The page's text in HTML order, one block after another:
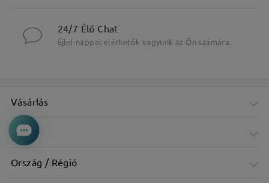
24/7 Élő Chat
Éjjel-nappal elérhetők vagyunk az Ön számára.
Vásárlás
Cég
Ország / Régió